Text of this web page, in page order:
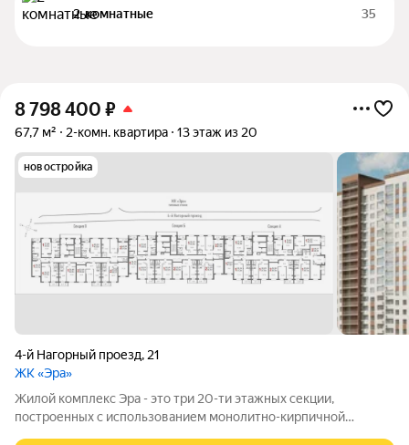
2-комнатные 35
8 798 400 ₽
67,7 м² 2-комн. квартира 13 этаж из 20
новостройка
4-й Нагорный проезд, 21
ЖК «Эра»
Жилой комплекс Эра - это три 20-ти этажных секции,
построенных с использованием монолитно-кирпичной